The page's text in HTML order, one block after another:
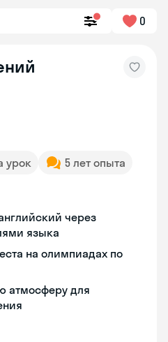
0
урок
5 лет опыта
через
языка
на олимпиадах по
атмосферу для